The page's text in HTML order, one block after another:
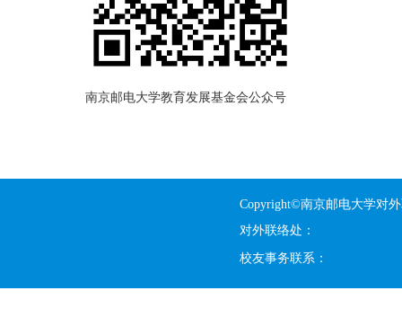
南京邮电大学教育发展基金会公众号
Copyright©南京邮电大学对
对外联络处：
校友事务联系：